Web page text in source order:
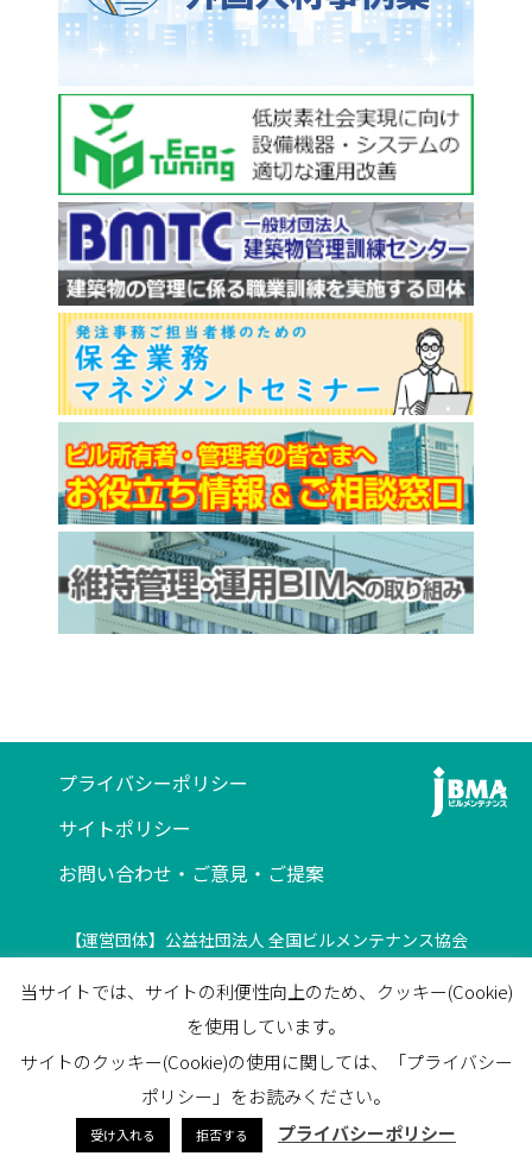
プライバシーポリシー
サイトポリシー
お問い合わせ・ご意見・ご提案
【運営団体】公益社団法人 全国ビルメンテナンス協会
ビルメンテナンス会館5F
03-3805-7560 / FAX 03-3805-7561
facebook
当サイトでは、サイトの利便性向上のため、クッキー(Cookie)
を使用しています。
サイトのクッキー(Cookie)の使用に関しては、「プライバシー
ポリシー」をお読みください。
受け入れる 拒否する プライバシーポリシー